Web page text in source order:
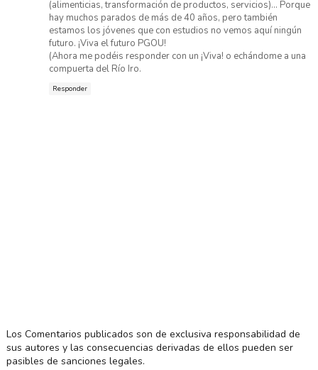
(alimenticias, transformación de productos, servicios)... Porque
hay muchos parados de más de 40 años, pero también
estamos los jóvenes que con estudios no vemos aquí ningún
futuro. ¡Viva el futuro PGOU!
(Ahora me podéis responder con un ¡Viva! o echándome a una
compuerta del Río Iro.
Responder
Los Comentarios publicados son de exclusiva responsabilidad de
sus autores y las consecuencias derivadas de ellos pueden ser
pasibles de sanciones legales.